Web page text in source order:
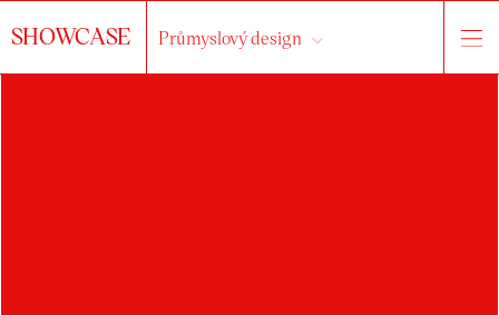
SHOWCASE Průmyslový design